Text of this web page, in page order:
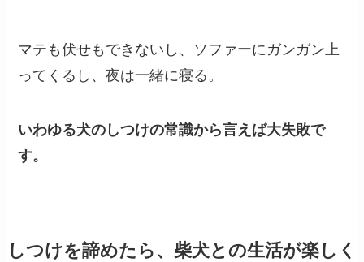
マテも伏せもできないし、ソファーにガンガン上
ってくるし、夜は一緒に寝る。
いわゆる犬のしつけの常識から言えば大失敗で
す。
しつけを諦めたら、柴犬との生活が楽しく